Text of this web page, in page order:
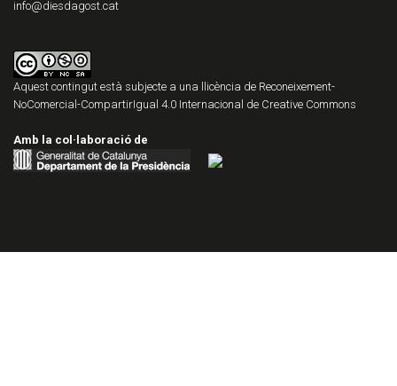
info@diesdagost.cat
Aquest contingut està subjecte a una llicència de Reconeixement-
NoComercial-CompartirIgual 4.0 Internacional de Creative Commons
Amb la col·laboració de